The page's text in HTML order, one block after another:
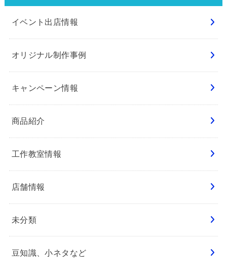
イベント出店情報
オリジナル制作事例
キャンペーン情報
商品紹介
工作教室情報
店舗情報
未分類
豆知識、小ネタなど